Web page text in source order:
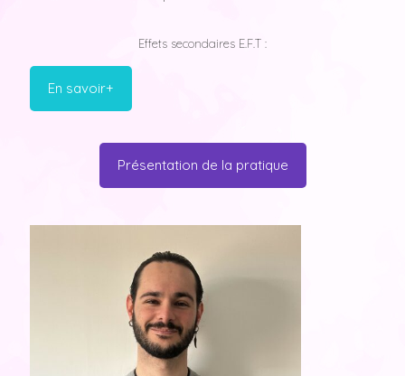
Effets secondaires E.F.T :
En savoir+
Présentation de la pratique